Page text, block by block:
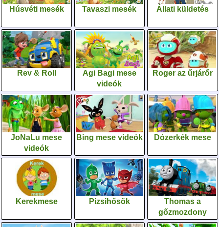
Húsvéti mesék Tavaszi mesék Állati küldetés
Rev & Roll
Agi Bagi mese
videók
Roger az űrjárőr
JoNaLu mese
videók
Bing mese videók Dózerkék mese
Kerekmese Pizsihősök
Thomas a
gőzmozdony